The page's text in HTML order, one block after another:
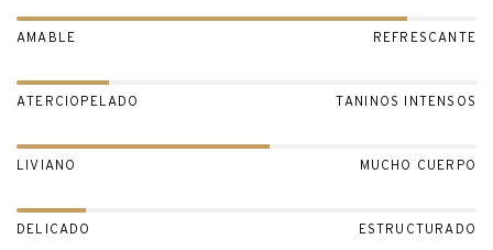
AMABLE REFRESCANTE
ATERCIOPELADO TANINOS INTENSOS
LIVIANO MUCHO CUERPO
DELICADO ESTRUCTURADO